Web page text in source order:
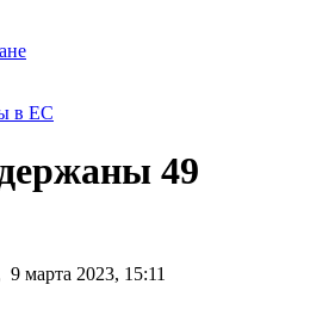
в ЕС
49
9 марта 2023, 15:11